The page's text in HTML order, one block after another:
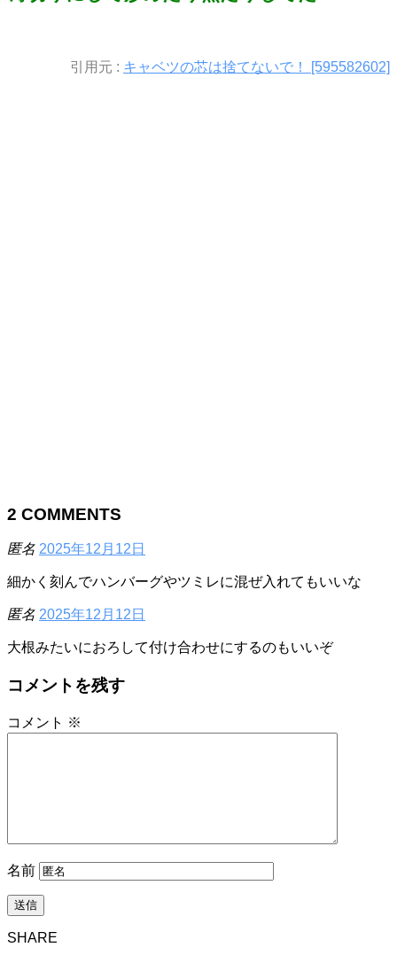
引用元 : キャベツの芯は捨てないで！ [595582602]
2 COMMENTS
匿名 2025年12月12日
細かく刻んでハンバーグやツミレに混ぜ入れてもいいな
匿名 2025年12月12日
大根みたいにおろして付け合わせにするのもいいぞ
コメントを残す
コメント ※
名前
SHARE